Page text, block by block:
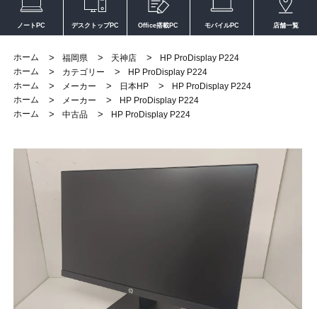
ノートPC デスクトップPC Office搭載PC モバイルPC 店舗一覧
ホーム > 福岡県 > 天神店 >
HP ProDisplay P224
ホーム
> カテゴリー >
HP ProDisplay P224
ホーム
> メーカー > 日本HP >
HP ProDisplay P224
ホーム
> メーカー >
HP ProDisplay P224
ホーム
> 中古品 > HP ProDisplay P224